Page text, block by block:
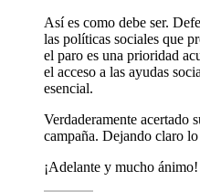
Así es como debe ser.
las políticas sociales que
el paro es una prioridad
el acceso a las ayudas
esencial.
Verdaderamente acertado
campaña. Dejando claro
¡Adelante y mucho ánimo!